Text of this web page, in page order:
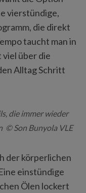
vierstündige,
die direkt
taucht man in
über die
Alltag Schritt
die immer wieder
© Son Bunyola VLE
der körperlichen
einstündige
Ölen lockert